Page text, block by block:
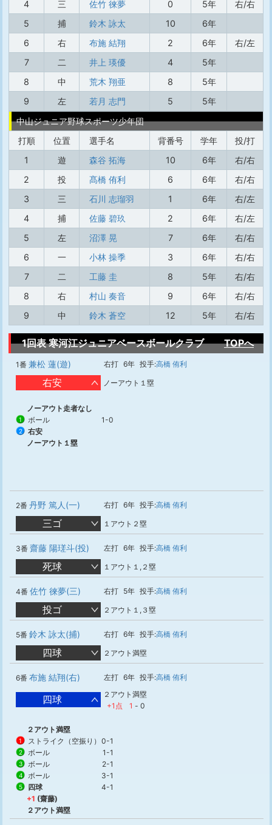
4
三 佐竹 徠夢 0 5年
右/右
5
捕 鈴木 詠太 10
6年
6
右 布施 結翔 2 6年
右/左
7
二 井上 瑛優 4
5年
8
中 荒木 翔亜 8
5年
9
左 若月 志門 5
5年
中山ジュニア野球スポーツ少年団
打順
位置 選手名 背番号 学年
投/打
1
遊 森谷 拓海 10 6年
右/右
2
投 髙橋 侑利 6 6年
右/右
3
三 石川 志瑠羽 1 6年
右/左
4
捕 佐藤 碧玖 2 6年
右/左
5
左 沼澤 晃 7 6年
右/右
6
一 小林 操季 3 6年
右/右
7
二 工藤 圭 8 5年
右/右
8
右 村山 奏音 9 6年
右/右
9
中 鈴木 蒼空 12 5年 右/右
1回表 寒河江ジュニアベースボールクラブ TOPへ
1番 兼松 蓮(遊) 右打 6年 投手:高橋 侑利
右安 ノーアウト１塁
ノーアウト走者なし
1 ボール 1-0
2
右安
ノーアウト１塁
2番 丹野 篤人(一) 右打 6年 投手:高橋 侑利
三ゴ １アウト２塁
3番 齋藤 陽瑳斗(投) 左打 6年 投手:高橋 侑利
死球 １アウト１,２塁
4番 佐竹 徠夢(三) 右打 5年 投手:高橋 侑利
投ゴ ２アウト１,３塁
5番 鈴木 詠太(捕) 右打 6年 投手:高橋 侑利
四球 ２アウト満塁
6番 布施 結翔(右) 左打 6年 投手:高橋 侑利
四球
２アウト満塁
+1点
1 - 0
２アウト満塁
1 ストライク（空振り） 0-1
2 ボール 1-1
3 ボール 2-1
4 ボール 3-1
5 四球
4-1
+1 (齋藤)
２アウト満塁